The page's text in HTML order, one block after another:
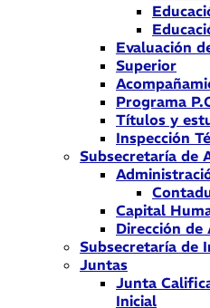
Evaluación
Superior
Programa
Títulos y
Inspección
Subsecretaría de
Capital
Dirección de
Subsecretaría de
Juntas
Junta
Inicial